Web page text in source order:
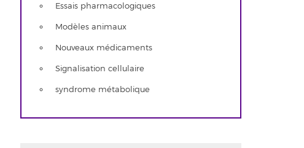
Essais pharmacologiques
Modèles animaux
Nouveaux médicaments
Signalisation cellulaire
syndrome métabolique